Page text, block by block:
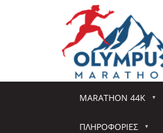
MARATHON 44K
ΠΛΗΡΟΦΟΡΊΕΣ